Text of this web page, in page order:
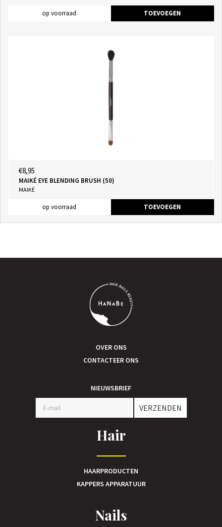
op voorraad TOEVOEGEN
€8,95
MAIKÉ EYE BLENDING BRUSH (50)
MAIKÉ
op voorraad TOEVOEGEN
OVER ONS
CONTACTEER ONS
NIEUWSBRIEF
VERZENDEN
Hair
HAARPRODUCTEN
KAPPERS APPARATUUR
Nails